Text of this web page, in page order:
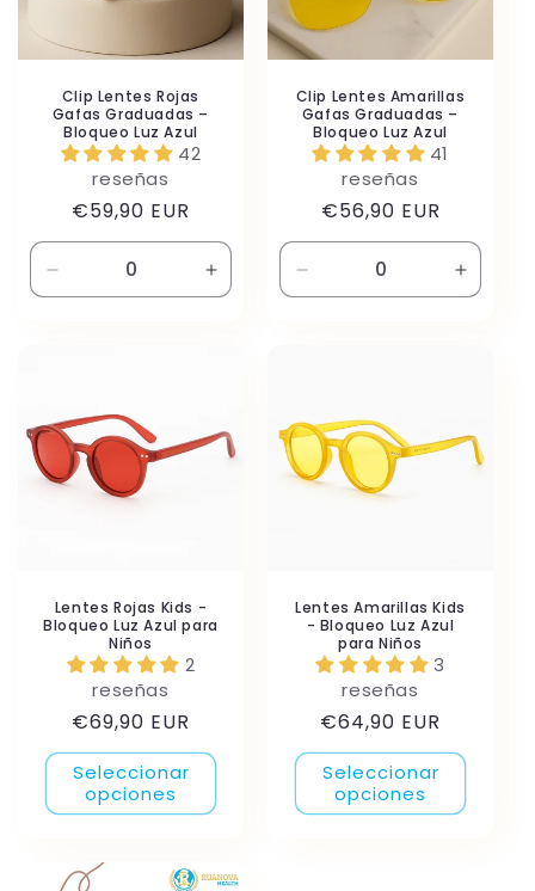
Clip Lentes Rojas
Gafas Graduadas –
Bloqueo Luz Azul
42
reseñas
Precio
habitual
€59,90 EUR
cantidad
Aumentar
cantidad
Clip Lentes Amarillas
Gafas Graduadas –
Bloqueo Luz Azul
41
reseñas
Precio
habitual
€56,90 EUR
cantidad
Lentes Rojas Kids -
Bloqueo Luz Azul para
Niños
2
reseñas
Precio
habitual
€69,90 EUR
Seleccionar
opciones
Lentes Amarillas Kids
- Bloqueo Luz Azul
para Niños
3
reseñas
Precio
habitual
€64,90 EUR
Seleccionar
opciones